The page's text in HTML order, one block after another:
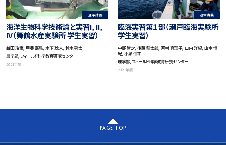
通常講義
海洋生物科学技術論と実習I, II,
IV（舞鶴水産実験所 学生実習）
益田 玲爾, 甲斐 嘉晃, 木下 政人, 鈴木 啓太
農学部, フィールド科学教育研究センター
2021年度
通常講義
臨海実習第１部（瀬戸臨海実験所
学生実習）
中野 智之, 後藤 龍太郎, 河村 真理子, 山内 洋紀, 山本 恒
紀, 小泉 佳祐
理学部, フィールド科学教育研究センター
2021年度
PAGE TOP